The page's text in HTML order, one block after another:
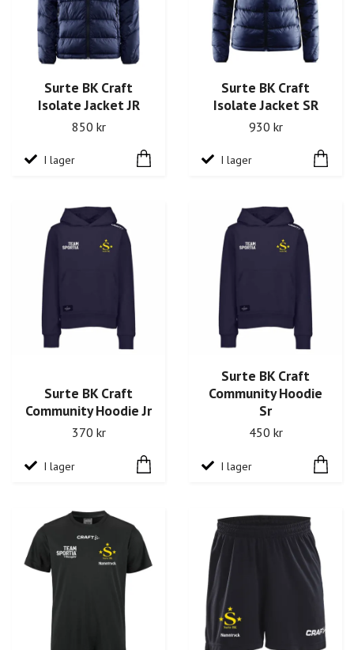
Surte BK Craft
Isolate Jacket JR
850 kr
I lager
Surte BK Craft
Isolate Jacket SR
930 kr
I lager
Surte BK Craft
Community Hoodie Jr
370 kr
I lager
Surte BK Craft
Community Hoodie
Sr
450 kr
I lager